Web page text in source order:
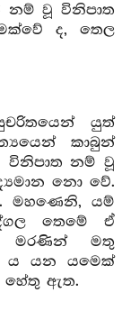
නම් වූ විනිපාත
ද, තෙල
යුත්
කාබුන්
නම් වූ
නො වේ.
මහණෙනි, යම්
තෙමේ ඒ
මරණින් මතු
ය යන යමෙක්
හේතු ඇත.